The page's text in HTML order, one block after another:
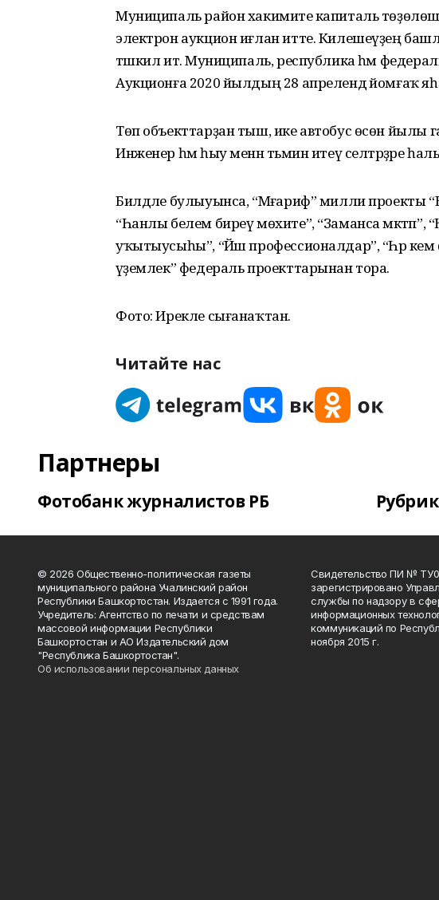
Муниципаль район хакимиәте капиталь
электрон аукцион иғлан итте. Килешеүҙең
тәшкил итә. Муниципаль, республика һәм
Аукционға 2020 йылдың 28 апрелендә йомғаҡ
Төп объекттарҙан тыш, ике автобус өсөн йылы
Инженер һәм һыу менән тәьмин итеү селтәрҙәре
Билдәле булыуынса, “Мәғариф” милли проекты
“Һанлы белем биреү мөхите”, “Заманса мәктәп”,
уҡытыусыһы”, “Йәш профессионалдар”, “Һәр
әүҙемлек” федераль проекттарынан тора.
Фото: Ирекле сығанаҡтан.
Читайте нас
Партнеры
Фотобанк журналистов РБ
© 2026 Общественно-политическая газеты
муниципального района Учалинский район
Республики Башкортостан. Издается с 1991 года.
Учредитель: Агентство по печати и средствам
массовой информации Республики
Башкортостан и АО Издательский дом
"Республика Башкортостан".
Об использовании персональных данных
Свидетельство ПИ №
зарегистрировано
службы по надзору в
информационных
коммуникаций по
ноября 2015 г.